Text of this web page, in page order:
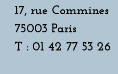
17, rue Commines
75003 Paris
T : 01 42 77 53 26